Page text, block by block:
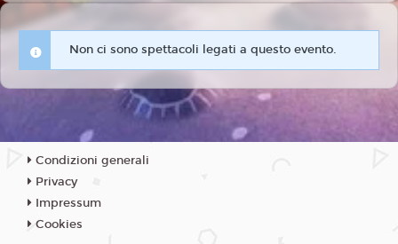
Non ci sono spettacoli legati a questo evento.
Condizioni generali
Privacy
Impressum
Cookies